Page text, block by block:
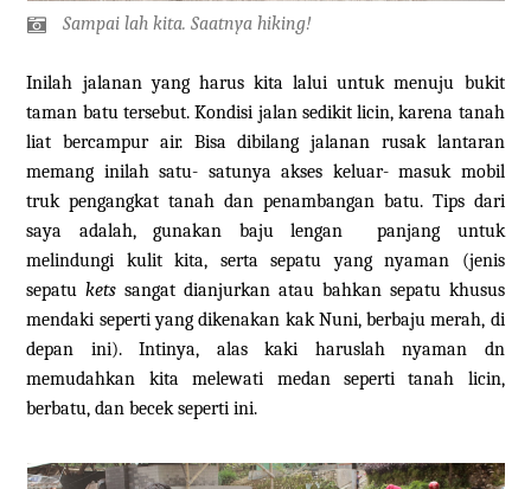
Sampai lah kita. Saatnya hiking!
Inilah jalanan yang harus kita lalui untuk menuju bukit
taman batu tersebut. Kondisi jalan sedikit licin, karena tanah
liat bercampur air. Bisa dibilang jalanan rusak lantaran
memang inilah satu- satunya akses keluar- masuk mobil
truk pengangkat tanah dan penambangan batu. Tips dari
saya adalah, gunakan baju lengan panjang untuk
melindungi kulit kita, serta sepatu yang nyaman (jenis
sepatukets sangat dianjurkan atau bahkan sepatu khusus
mendaki seperti yang dikenakan kak Nuni, berbaju merah, di
depan ini). Intinya, alas kaki haruslah nyaman dn
memudahkan kita melewati medan seperti tanah licin,
berbatu, dan becek seperti ini.